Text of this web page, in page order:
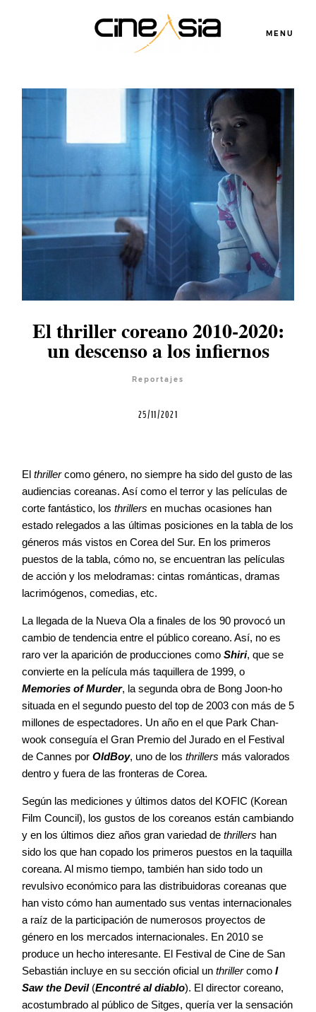
MENU
El thriller coreano 2010-2020:
un descenso a los infiernos
Reportajes
25/11/2021
El thrillercomo género, no siempre ha sido del gusto de las
audiencias coreanas. Así como el terror y las películas de
corte fantástico, los thrillers en muchas ocasiones han
estado relegados a las últimas posiciones en la tabla de los
géneros más vistos en Corea del Sur. En los primeros
puestos de la tabla, cómo no, se encuentran las películas
de acción y los melodramas: cintas románticas, dramas
lacrimógenos, comedias, etc.
La llegada de la Nueva Ola a finales de los 90 provocó un
cambio de tendencia entre el público coreano. Así, no es
raro ver la aparición de producciones como Shiri, que se
convierte en la película más taquillera de 1999, o
Memories of Murder, la segunda obra de Bong Joon-ho
situada en el segundo puesto del top de 2003 con más de 5
millones de espectadores. Un año en el que Park Chan-
wook conseguía el Gran Premio del Jurado en el Festival
de Cannes por OldBoy, uno de los thrillers más valorados
dentro y fuera de las fronteras de Corea.
Según las mediciones y últimos datos del KOFIC (Korean
Film Council), los gustos de los coreanos están cambiando
y en los últimos diez años gran variedad de thrillers han
sido los que han copado los primeros puestos en la taquilla
coreana. Al mismo tiempo, también han sido todo un
revulsivo económico para las distribuidoras coreanas que
han visto cómo han aumentado sus ventas internacionales
a raíz de la participación de numerosos proyectos de
género en los mercados internacionales. En 2010 se
produce un hecho interesante. El Festival de Cine de San
Sebastián incluye en su sección oficial un thrillercomo I
Saw the Devil(Encontré al diablo). El director coreano,
acostumbrado al público de Sitges, quería ver la sensación
Cursos
©2026 COPYRIGHT FLOTHEMES